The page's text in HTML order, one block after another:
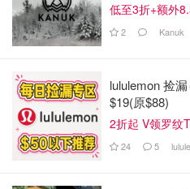
低至3折+额外
2 Kanuk
lululemon 捡
$19(原$88)
2折起 V领罗纹
24 5